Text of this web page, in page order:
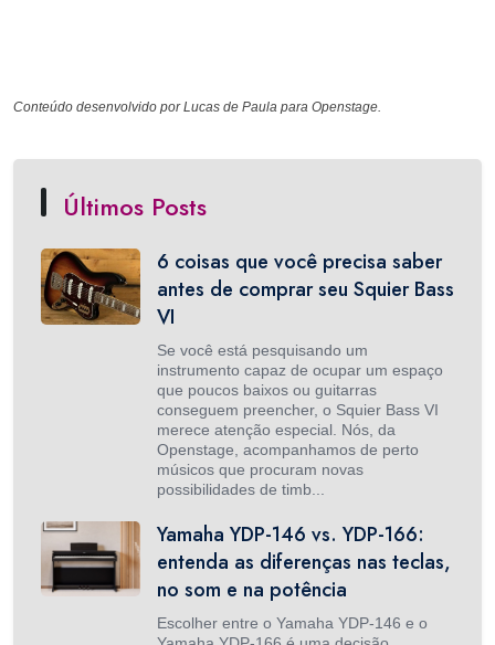
Conteúdo desenvolvido por Lucas de Paula para Openstage.
Últimos Posts
6 coisas que você precisa saber
antes de comprar seu Squier Bass
VI
Se você está pesquisando um
instrumento capaz de ocupar um espaço
que poucos baixos ou guitarras
conseguem preencher, o Squier Bass VI
merece atenção especial. Nós, da
Openstage, acompanhamos de perto
músicos que procuram novas
possibilidades de timb...
Yamaha YDP-146 vs. YDP-166:
entenda as diferenças nas teclas,
no som e na potência
Escolher entre o Yamaha YDP-146 e o